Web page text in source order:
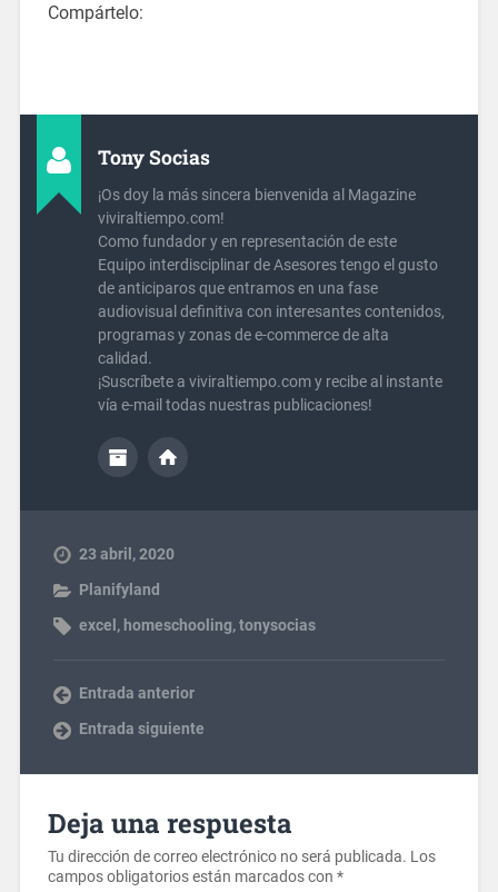
Compártelo:
Tony Socias
¡Os doy la más sincera bienvenida al Magazine
viviraltiempo.com!
Como fundador y en representación de este
Equipo interdisciplinar de Asesores tengo el gusto
de anticiparos que entramos en una fase
audiovisual definitiva con interesantes contenidos,
programas y zonas de e-commerce de alta
calidad.
¡Suscríbete a viviraltiempo.com y recibe al instante
vía e-mail todas nuestras publicaciones!
23 abril, 2020
Planifyland
excel , homeschooling,tonysocias
Entrada anterior
Entrada siguiente
Deja una respuesta
Tu dirección de correo electrónico no será publicada. Los
campos obligatorios están marcados con *